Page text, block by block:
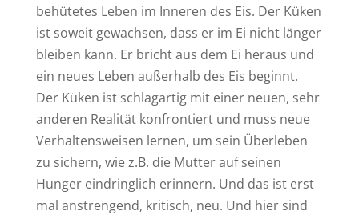
behütetes Leben im Inneren des Eis. Der Küken
ist soweit gewachsen, dass er im Ei nicht länger
bleiben kann. Er bricht aus dem Ei heraus und
ein neues Leben außerhalb des Eis beginnt.
Der Küken ist schlagartig mit einer neuen, sehr
anderen Realität konfrontiert und muss neue
Verhaltensweisen lernen, um sein Überleben
zu sichern, wie z.B. die Mutter auf seinen
Hunger eindringlich erinnern. Und das ist erst
mal anstrengend, kritisch, neu. Und hier sind